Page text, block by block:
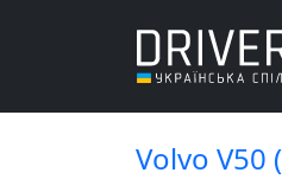
Volvo V50